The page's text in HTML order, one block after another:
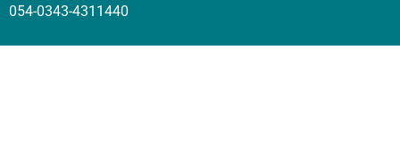
054-0343-4311440